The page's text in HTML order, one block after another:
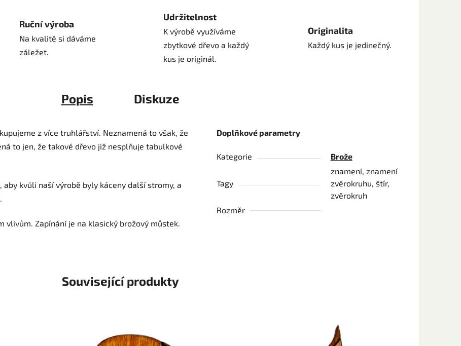
Ruční výroba
Na kvalitě si dáváme
záležet.
Udržitelnost
K výrobě využíváme
zbytkové dřevo a každý
kus je originál.
Originalita
Každý kus je jedinečný.
Popis Diskuze
z více truhlářství. Neznamená to však, že
to jen, že takové dřevo již nesplňuje tabulkové
kvůli naší výrobě byly káceny další stromy, a
vlivům. Zapínání je na klasický brožový můstek.
Doplňkové parametry
Kategorie Brože
Tagy
znamení, znamení
zvěrokruhu, štír,
zvěrokruh
Rozměr
Související produkty